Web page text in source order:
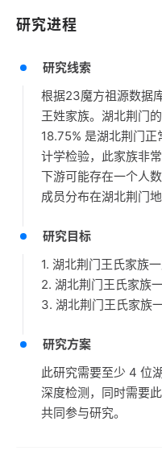
研究进程
研究线索
根据23魔方祖源数据
王姓家族。湖北荆门
18.75% 是湖北荆门
计学检验，此家族非
下游可能存在一个人
成员分布在湖北荆门地
研究目标
1. 湖北荆门王氏家族
2. 湖北荆门王氏家族
3. 湖北荆门王氏家族
研究方案
此研究需要至少 4 位
深度检测，同时需要
共同参与研究。